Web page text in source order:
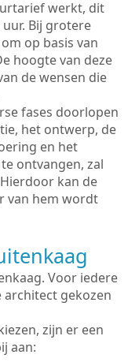
werkt, dit
Bij grotere
op basis van
hoogte van deze
de wensen die
fases doorlopen
het ontwerp, de
en het
ontvangen, zal
kan de
van hem wordt
Voor iedere
architect gekozen
zijn er een
aan: